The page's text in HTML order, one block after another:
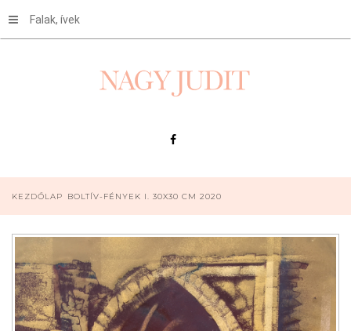
Falak, ívek
KEZDŐLAP BOLTÍV-FÉNYEK I. 30X30 CM 2020